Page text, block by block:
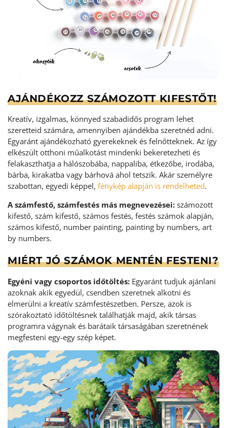
AJÁNDÉKOZZ SZÁMOZOTT KIFESTŐT!
Kreatív, izgalmas, könnyed szabadidős program lehet
szeretteid számára, amennyiben ajándékba szeretnéd adni.
Egyaránt ajándékozható gyerekeknek és felnőtteknek. Az így
elkészült otthoni műalkotást mindenki bekeretezheti és
felakaszthatja a hálószobába, nappaliba, étkezőbe, irodába,
bárba, kirakatba vagy bárhová ahol tetszik. Akár személyre
szabottan, egyedi képpel, fénykép alapján is rendelheted.
A számfestő, számfestés más megnevezései: számozott
kifestő, szám kifestő, számos festés, festés számok alapján,
számos kifestő, number painting, painting by numbers, art
by numbers.
MIÉRT JÓ SZÁMOK MENTÉN FESTENI?
Egyéni vagy csoportos időtöltés: Egyaránt tudjuk ajánlani
azoknak akik egyedül, csendben szeretnek alkotni és
elmerülni a kreatív számfestészetben. Persze, azok is
szórakoztató időtöltésnek találhatják majd, akik társas
programra vágynak és barátaik társaságában szeretnének
megfesteni egy-egy szép képet.